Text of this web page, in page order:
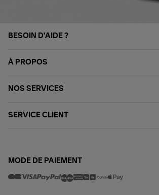
BESOIN D'AIDE ?
À PROPOS
NOS SERVICES
SERVICE CLIENT
MODE DE PAIEMENT